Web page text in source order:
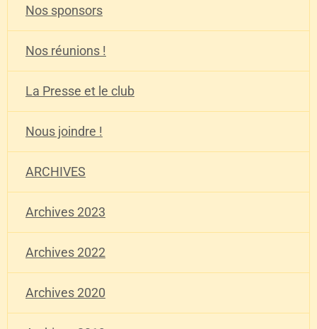
Nos sponsors
Nos réunions !
La Presse et le club
Nous joindre !
ARCHIVES
Archives 2023
Archives 2022
Archives 2020